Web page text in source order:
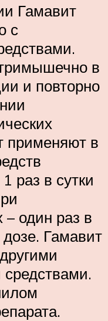
Гамавит
с
в
и повторно
применяют в
раз в сутки
– один раз в
Гамавит